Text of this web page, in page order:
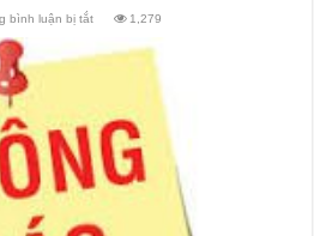
bình luận bị tắtở
XÉT
VÀO
KHOA
DU
LỊCH
–
HUẾ
1,279